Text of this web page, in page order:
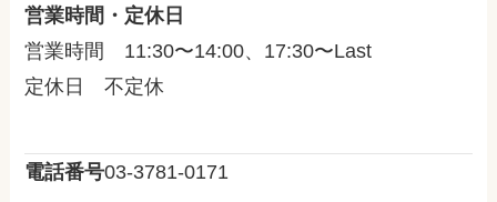
営業時間・定休日
営業時間 11:30〜14:00、17:30〜Last
定休日 不定休
電話番号03-3781-0171